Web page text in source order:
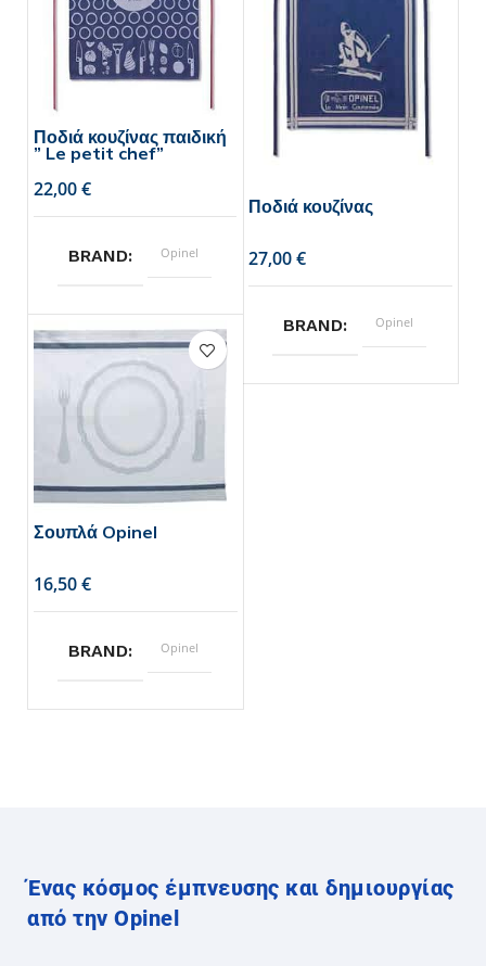
Ποδιά κουζίνας
€
BRAND Opinel
Ποδιά κουζίνας παιδική
” Le petit chef”
€
BRAND Opinel
Σουπλά Opinel
€
BRAND Opinel
Ένας κόσμος έμπνευσης και δημιουργίας
από την Opinel